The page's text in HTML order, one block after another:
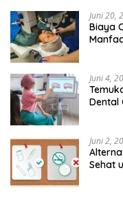
Juni 20,
Biaya
Juni 4,
Dental
Juni 2,
Sehat